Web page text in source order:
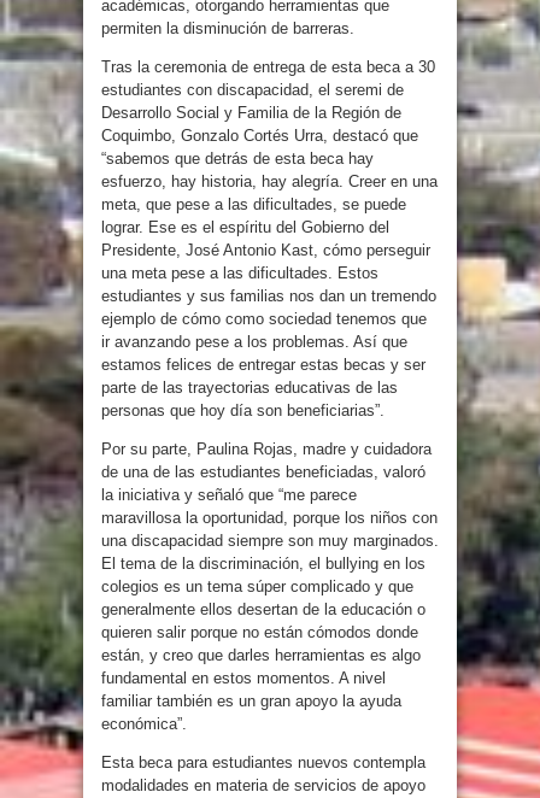
académicas, otorgando herramientas que
permiten la disminución de barreras.
Tras la ceremonia de entrega de esta beca a 30
estudiantes con discapacidad, el seremi de
Desarrollo Social y Familia de la Región de
Coquimbo, Gonzalo Cortés Urra, destacó que
“sabemos que detrás de esta beca hay
esfuerzo, hay historia, hay alegría. Creer en una
meta, que pese a las dificultades, se puede
lograr. Ese es el espíritu del Gobierno del
Presidente, José Antonio Kast, cómo perseguir
una meta pese a las dificultades. Estos
estudiantes y sus familias nos dan un tremendo
ejemplo de cómo como sociedad tenemos que
ir avanzando pese a los problemas. Así que
estamos felices de entregar estas becas y ser
parte de las trayectorias educativas de las
personas que hoy día son beneficiarias”.
Por su parte, Paulina Rojas, madre y cuidadora
de una de las estudiantes beneficiadas, valoró
la iniciativa y señaló que “me parece
maravillosa la oportunidad, porque los niños con
una discapacidad siempre son muy marginados.
El tema de la discriminación, el bullying en los
colegios es un tema súper complicado y que
generalmente ellos desertan de la educación o
quieren salir porque no están cómodos donde
están, y creo que darles herramientas es algo
fundamental en estos momentos. A nivel
familiar también es un gran apoyo la ayuda
económica”.
Esta beca para estudiantes nuevos contempla
modalidades en materia de servicios de apoyo